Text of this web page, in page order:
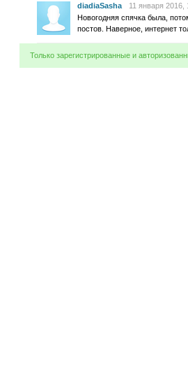
diadiaSasha 11 января 2016,
Новогодняя спячка была,
постов. Наверное, интернет
Только зарегистрированные и